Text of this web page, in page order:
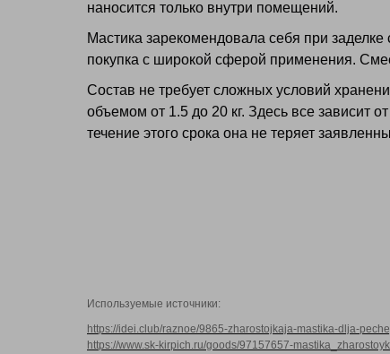
наносится только внутри помещений.
Мастика зарекомендовала себя при
покупка с широкой сферой применения.
Состав не требует сложных условий
объемом от 1.5 до 20 кг. Здесь все зависит
течение этого срока она не теряет
Используемые источники:
https://idei.club/raznoe/9865-zharostojkaja-mastika-dlja-
https://www.sk-kirpich.ru/goods/97157657-